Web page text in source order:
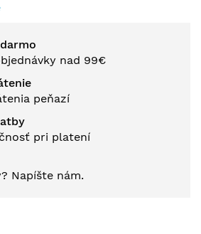
nad 99€
peňazí
pri platení
Napíšte nám.